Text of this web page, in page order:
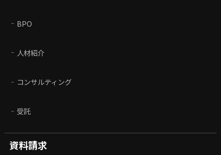
BPO
人材紹介
コンサルティング
受託
資料請求